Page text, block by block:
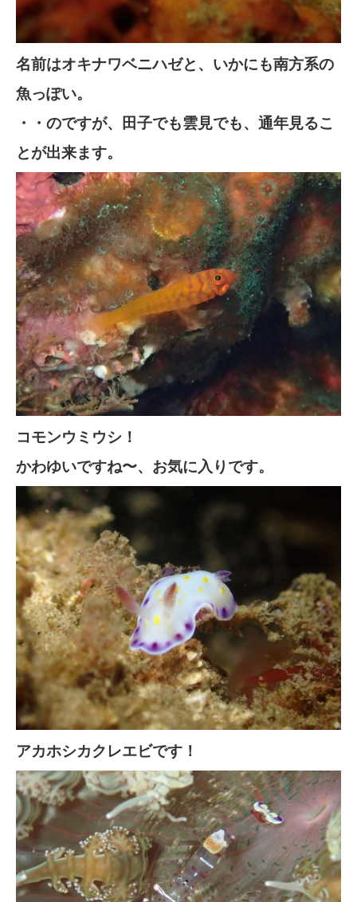
名前はオキナワベニハゼと、いかにも南方系の
魚っぽい。
・・のですが、田子でも雲見でも、通年見るこ
とが出来ます。
コモンウミウシ！
かわゆいですね〜、お気に入りです。
アカホシカクレエビです！